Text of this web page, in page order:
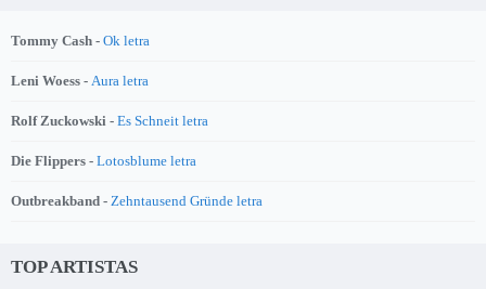
Tommy Cash - Ok letra
Leni Woess - Aura letra
Rolf Zuckowski - Es Schneit letra
Die Flippers - Lotosblume letra
Outbreakband - Zehntausend Gründe letra
TOP ARTISTAS